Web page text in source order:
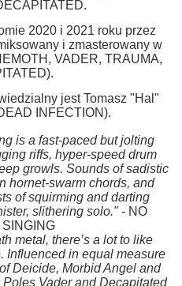
2020 i 2021 roku przez
i zmasterowany w
VADER, TRAUMA,
jest Tomasz "Hal"
INFECTION).
is a fast-paced but jolting
riffs, hyper-speed drum
growls. Sounds of sadistic
hornet-swarm chords, and
of squirming and darting
slithering solo." -NO
metal, there’s a lot to like
Influenced in equal measure
Deicide, Morbid Angel and
Vader and Decapitated